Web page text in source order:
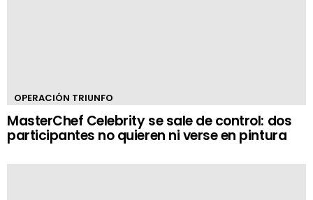
OPERACIÓN TRIUNFO
MasterChef Celebrity se sale de control: dos
participantes no quieren ni verse en pintura